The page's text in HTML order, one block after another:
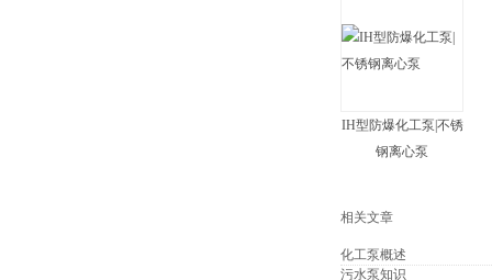
IH型防爆化工泵|不锈
钢离心泵
相关文章
化工泵概述
污水泵知识